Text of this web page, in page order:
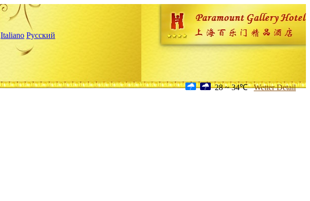
Italiano Русский
28 ~ 34℃ Wetter Detail